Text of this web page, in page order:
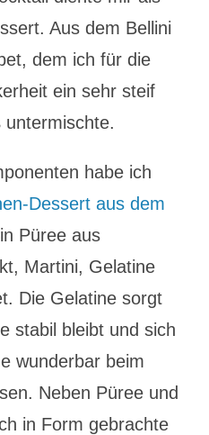
Aus dem Bellini
dem ich für die
ein sehr steif
untermischte.
habe ich
Dessert aus dem
Püree aus
Martini, Gelatine
Die Gelatine sorgt
stabil bleibt und sich
wunderbar beim
Neben Püree und
in Form gebrachte